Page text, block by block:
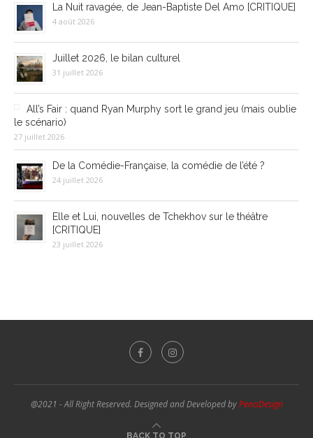
La Nuit ravagée, de Jean-Baptiste Del Amo [CRITIQUE]
4 août 2026
Juillet 2026, le bilan culturel
31 juillet 2026
All’s Fair : quand Ryan Murphy sort le grand jeu (mais oublie
le scénario)
27 juillet 2026
De la Comédie-Française, la comédie de l’été ?
24 juillet 2026
Elle et Lui, nouvelles de Tchekhov sur le théâtre
[CRITIQUE]
23 juillet 2026
@2021 - All Right Reserved. Designed and Developed byPenciDesign
BACK TO TOP